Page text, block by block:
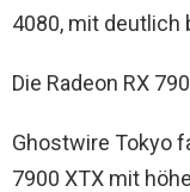
4080, mit deutlich
Die Radeon RX
Ghostwire Tokyo
7900 XTX mit